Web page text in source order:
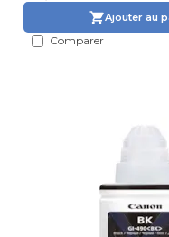
Ajouter au
Comparer